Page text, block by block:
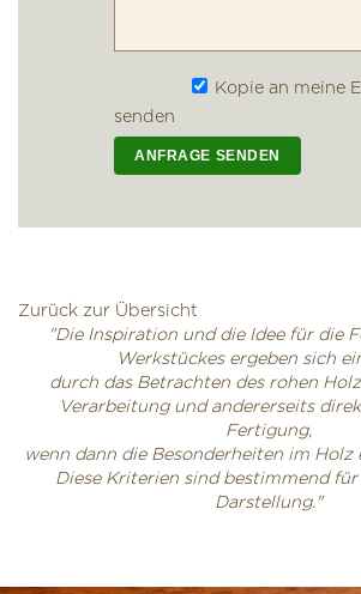
Kopie an meine
senden
Zurück zur Übersicht
"Die Inspiration und die Idee für die
Werkstückes ergeben sich
durch das Betrachten des rohen
Verarbeitung und andererseits
Fertigung,
wenn dann die Besonderheiten im Holz
Diese Kriterien sind bestimmend
Darstellung."